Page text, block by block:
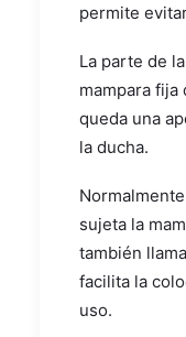
permite
La parte de
mampara fija
queda una
la ducha.
sujeta la
también
facilita la
uso.